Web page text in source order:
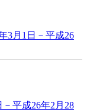
3月1日－平成26
平成26年2月28